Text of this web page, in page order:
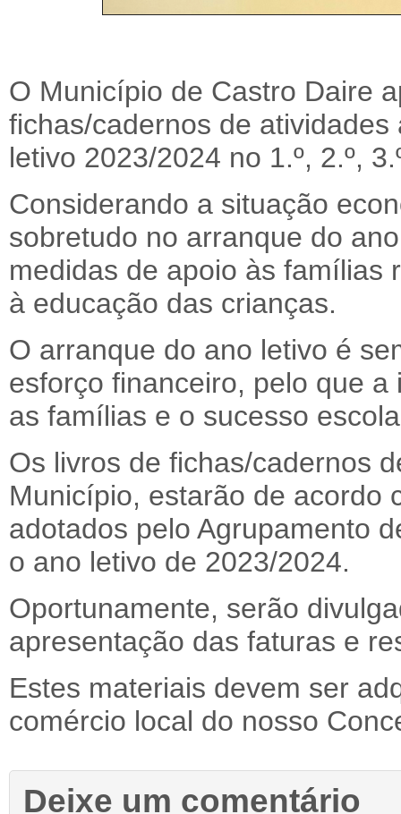
O Município de Castro Daire
fichas/cadernos de
letivo 2023/2024 no 1.º, 2.º,
Considerando a situação
sobretudo no arranque do
medidas de apoio às famílias
à educação das crianças.
O arranque do ano letivo é
esforço financeiro, pelo que
as famílias e o sucesso
Os livros de fichas/cadernos
Município, estarão de acordo
adotados pelo Agrupamento
o ano letivo de 2023/2024.
Oportunamente, serão
apresentação das faturas e
Estes materiais devem ser
comércio local do nosso
Deixe um comentário